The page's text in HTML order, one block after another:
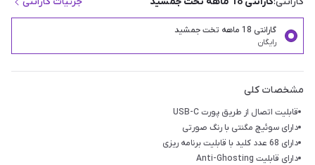
گارانتی 18 ماهه تخت جمشید
رایگان
مشخصات کلی
قابلیت اتصال از طریق پورت USB-C
دارای سوئیچ مگنتی با رنگ صورتی
دارای 68 عدد کلید با قابلیت برنامه ریزی
دارای قابلیت Anti-Ghosting